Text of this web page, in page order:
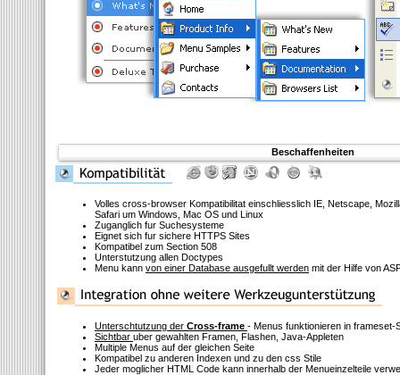
Beschaffenheiten
Volles cross-browser Kompatibilitat einschliesslich IE, Netscape,
Safari um Windows, Mac OS und Linux
Zuganglich fur Suchesysteme
Eignet sich fur sichere HTTPS Sites
Kompatibel zum Section 508
Unterstutzung allen Doctypes
Menu kann von einer Database ausgefullt werden mit der Hilfe von
Unterschtutzung der Cross-frame - Menus funktionieren in frameset-
Sichtbar uber gewahlten Framen, Flashen, Java-Appleten
Multiple Menus auf der gleichen Seite
Kompatibel zu anderen Indexen und zu den css Stile
Jeder moglicher HTML Code kann innerhalb der Menueinzelteile